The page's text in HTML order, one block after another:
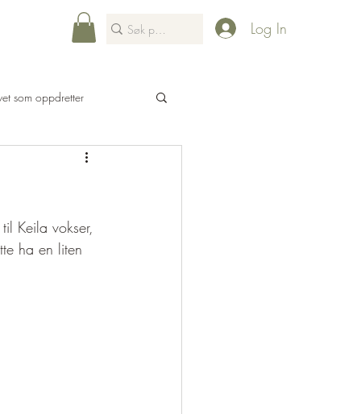
Log In
som oppdretter
Keila vokser,
ha en liten